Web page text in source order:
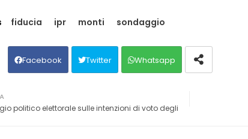
fiducia ipr monti sondaggio
Facebook Twitter Whatsapp
politico elettorale sulle intenzioni di voto degli